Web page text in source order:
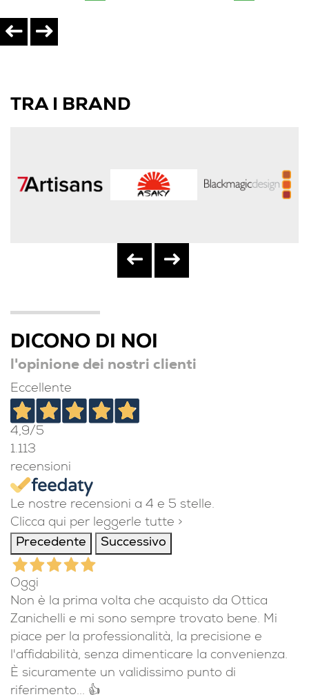
TRA I BRAND
DICONO DI NOI
l'opinione dei nostri clienti
Eccellente
4,9/5
1.113
recensioni
Le nostre recensioni a 4 e 5 stelle.
Clicca qui per leggerle tutte >
Precedente
Successivo
Oggi
Non è la prima volta che acquisto da Ottica
Zanichelli e mi sono sempre trovato bene. Mi
piace per la professionalità, la precisione e
l'affidabilità, senza dimenticare la convenienza.
È sicuramente un validissimo punto di
riferimento... 👍